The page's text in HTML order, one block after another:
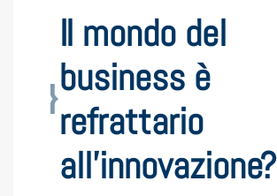
Il mondo del
business è
refrattario
all’innovazione?